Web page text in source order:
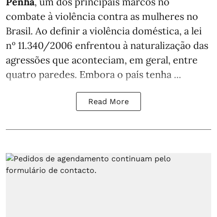
combate à violência contra as mulheres no
Brasil. Ao definir a violência doméstica, a lei
nº 11.340/2006 enfrentou à naturalização das
agressões que aconteciam, em geral, entre
quatro paredes. Embora o país tenha ...
Read More